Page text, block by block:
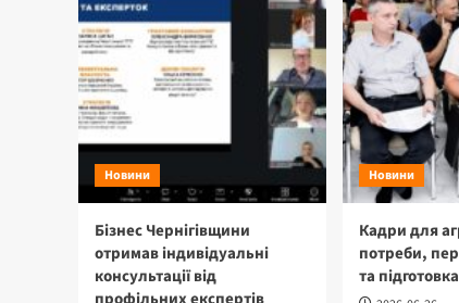
Новини
Бізнес Чернігівщини
отримав індивідуальні
консультації від
Новини
Кадри для
потреби,
та